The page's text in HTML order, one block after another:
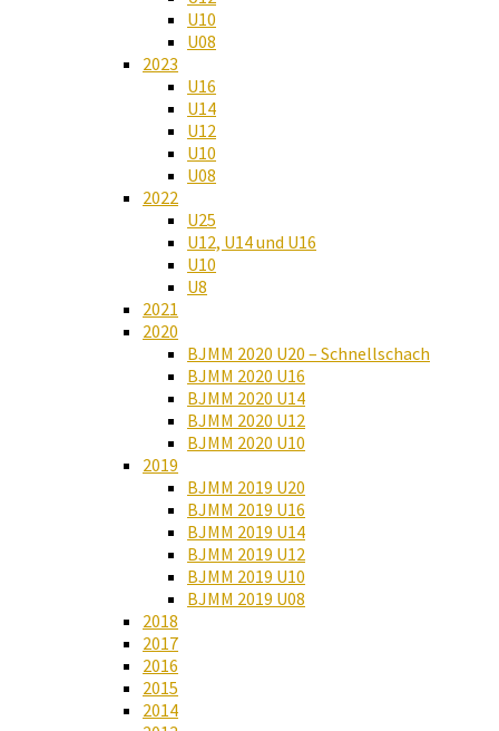
U10
U08
2023
U16
U14
U12
U10
U08
2022
U25
U12, U14 und U16
U10
U8
2021
2020
BJMM 2020 U20 – Schnellschach
BJMM 2020 U16
BJMM 2020 U14
BJMM 2020 U12
BJMM 2020 U10
2019
BJMM 2019 U20
BJMM 2019 U16
BJMM 2019 U14
BJMM 2019 U12
BJMM 2019 U10
BJMM 2019 U08
2018
2017
2016
2015
2014